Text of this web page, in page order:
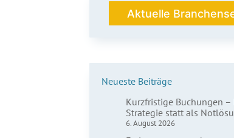
Aktuelle
Neueste Beiträge
Kurzfristige Buchungen
Strategie statt als
6. August 2026